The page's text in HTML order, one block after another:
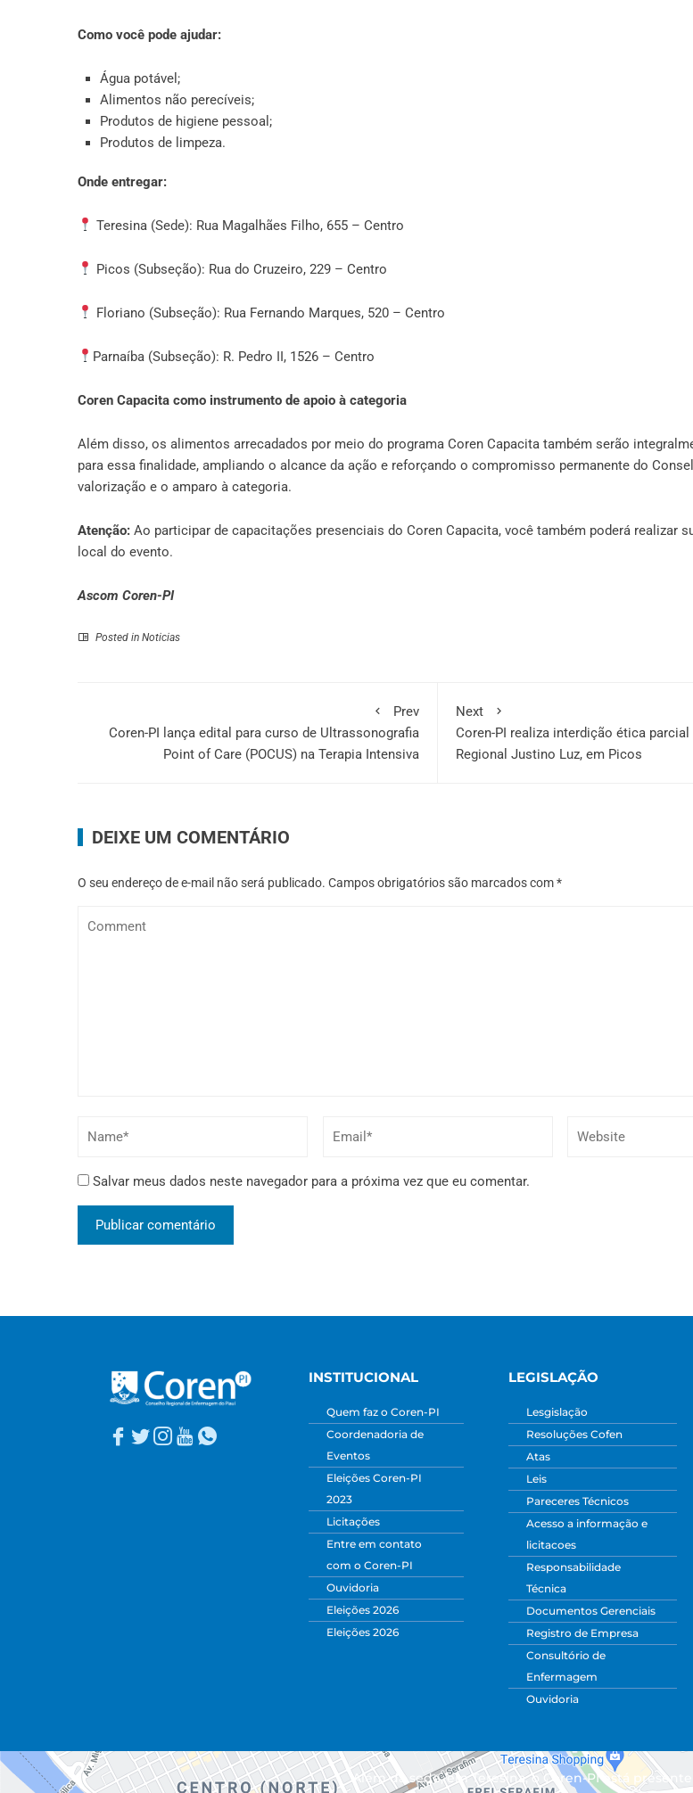
Como você pode ajudar:
Água potável;
Alimentos não perecíveis;
Produtos de higiene pessoal;
Produtos de limpeza.
Onde entregar:
Teresina (Sede): Rua Magalhães Filho, 655 – Centro
Picos (Subseção): Rua do Cruzeiro, 229 – Centro
Floriano (Subseção): Rua Fernando Marques, 520 – Centro
Parnaíba (Subseção): R. Pedro II, 1526 – Centro
Coren Capacita como instrumento de apoio à categoria
Além disso, os alimentos arrecadados por meio do programa Coren Capacita também serão
para essa finalidade, ampliando o alcance da ação e reforçando o compromisso permanente do
valorização e o amparo à categoria.
Atenção: Ao participar de capacitações presenciais do Coren Capacita, você também poderá realizar
local do evento.
Ascom Coren-PI
Posted in Noticias
Prev
Coren-PI lança edital para curso de Ultrassonografia
Point of Care (POCUS) na Terapia Intensiva
Next
Coren-PI realiza interdição ética parcial
Regional Justino Luz, em Picos
DEIXE UM COMENTÁRIO
O seu endereço de e-mail não será publicado. Campos obrigatórios são marcados com*
Salvar meus dados neste navegador para a próxima vez que eu comentar.
INSTITUCIONAL
Quem faz o Coren-PI
Coordenadoria de
Eventos
Eleições Coren-PI
2023
Licitações
Entre em contato
com o Coren-PI
Ouvidoria
Eleições 2026
Eleições 2026
LEGISLAÇÃO
Lesgislação
Resoluções Cofen
Atas
Leis
Pareceres Técnicos
Acesso a informação e
licitacoes
Responsabilidade
Técnica
Documentos Gerenciais
Registro de Empresa
Consultório de
Enfermagem
Ouvidoria
Além da sede, em Teresina, o Coren-PI está